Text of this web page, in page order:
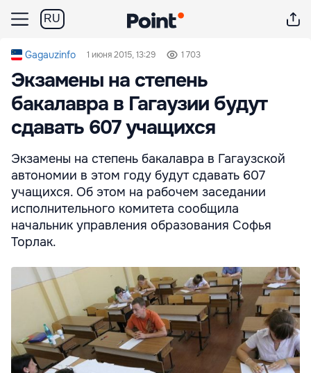
RU
Gagauzinfo 1 июня 2015, 13:29 1 703
Экзамены на степень
бакалавра в Гагаузии будут
сдавать 607 учащихся
Экзамены на степень бакалавра в Гагаузской
автономии в этом году будут сдавать 607
учащихся. Об этом на рабочем заседании
исполнительного комитета сообщила
начальник управления образования Софья
Торлак.